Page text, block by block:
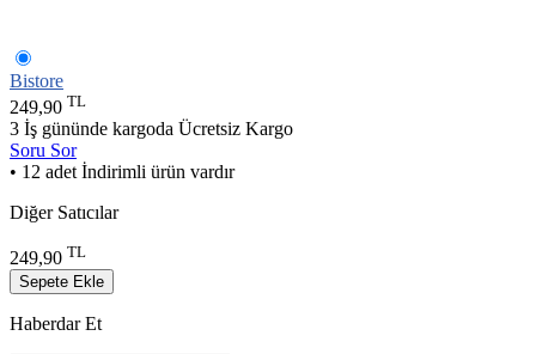
Bistore
249,90 TL
3 İş gününde kargoda Ücretsiz Kargo
Soru Sor
• 12 adet İndirimli ürün vardır
Diğer Satıcılar
249,90 TL
Sepete Ekle
Haberdar Et